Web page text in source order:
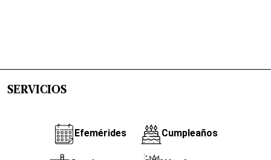
SERVICIOS
Efemérides Cumpleaños